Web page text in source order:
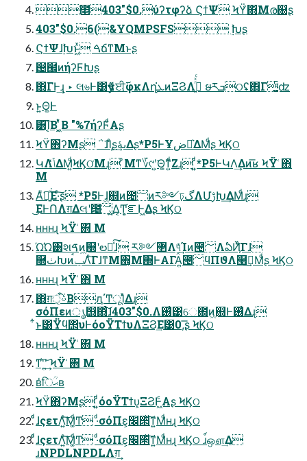
೥403"$0.ύʔτφʔձ ϚϯΨ ϞΫ͑΋Μര஀ʂ
403"$0.6(&YQMPSFS ࣮ࣸԽʂ
ϚϯΨɺ࣮ࣸԽͱ͖ͯ ࠓճͳΜͱʂ
଴๬ͷήʔϜԽʂ
΋͏ΓͰ͢ɻ ‣ લ৬Ͱ͸ӳࠃਈ͕࢜φκΛղ͘ܥͷΞϨΛ࡞͍ͬͯͨ ໟརܒଠʢ΋͏Γ͚͍ͨʣ
ͱ͍͏Θ͚Ͱ
͸͡Ί͔Β ͖͔ͭͮΒ "%7ήʔϜͩΑʂ
ϞΫ͑΋ʔΜʂ ΅͘ɺܾΊͨʂىۀ͢Δʂ*P5ͰҰض༲͛ΔΜͩʂ ϞϏଠ
ԿΛݴͬͯΔΜ͍ͩϞϏଠ͘Μɻ ͦΜͳ؆୯ʹ͍͘Θ͚ͳ͍ͩΖɻ ͍͍ͩͨ*P5ͰԿΛ͢Δͷ͞ʁ ϞΫ ͑΋
Μ
Αͧ͘ฉ͍ͯ͘Ε·ͨ͠ʂ *P5Ͱɺۭ͖஍ͷ౔؅ͷར༻ঢ়گΛՄࢹԽ͢ΔΜͩɻ
͜ΕͰՈΛग़Δલʹ౔؅͕ۭ͍͍ͯΔ͔Ͳ͏͔͕֬ೝͰ͖Δʂ ϞϏଠ
ʜʜʜɻ ϞΫ ͑΋ Μ
Ώ͘Ώ͘͸શࠃͷۭ͖஍ʹల։ͯ͠ɺ ར༻܏޲Λ୳͓ͬͯ͢͢Ίͷ౔؅ΛఏҊͨ͠Γɺ
࿝ٺԽͷݕࠪΛͨ͠ΓɺͳΜ΍͔Μ΍ͰΑΓΑ͍౔؅ϥΠϑΛ໨ࢦ͢Μͩʂ ϞϏଠ
ʜʜʜɻ ϞΫ ͑΋ Μ
΋͏ग़ࢿऀ͔Βԯ΄ͲूΊͯΔɻ
σόΠεͷൃ஫΋ͨ͠͠ɺ403"$0.Λ࢖͑͹େ఍ͷۭ͖஍Ͱ࢖͑Δɻ
͋ͱ͸Ϋϥ΢υͰόοΫΤϯυΛΞϨ͢Ε͹0,͞ʂ ϞϏଠ
ʜʜʜɻ ϞΫ ͑΋ Μ
ͳʹ͛ʹ͍͢͝ ϞΫ ͑΋ Μ
ʙ̍िؒޙʙ
ϞΫ͑΋ʔΜʂ ͍͍ͩͨόοΫΤϯυ͕ΞϨͰ͖ͨΑʂ ϞϏଠ
ͨͩɺςετΛ͍ͨ͠Μ͚ͩͲ ·ͩσόΠε͕׬੒ͯ͠ͳ͍Μͩʜɻ ϞϏଠ
ͨͩɺςετΛ͍ͨ͠Μ͚ͩͲ ·ͩσόΠε͕׬੒ͯ͠ͳ͍Μͩʜɻ ϞϏଠ ɹ์ஔ͢Δ
ɹNPDLNPDLΛग़͢